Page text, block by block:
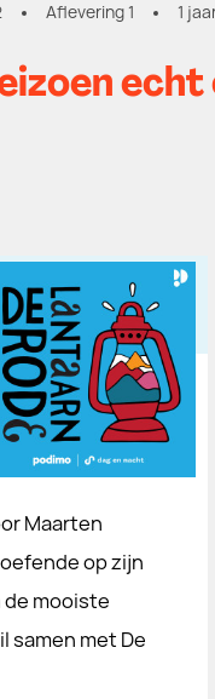
Aflevering 1 1
Maarten
op zijn
de mooiste
samen met De